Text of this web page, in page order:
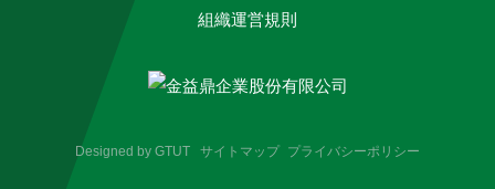
組織運営規則
Designed by GTUT サイトマップ プライバシーポリシー